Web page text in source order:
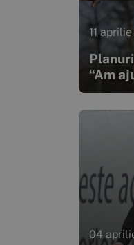
11
“Am
04